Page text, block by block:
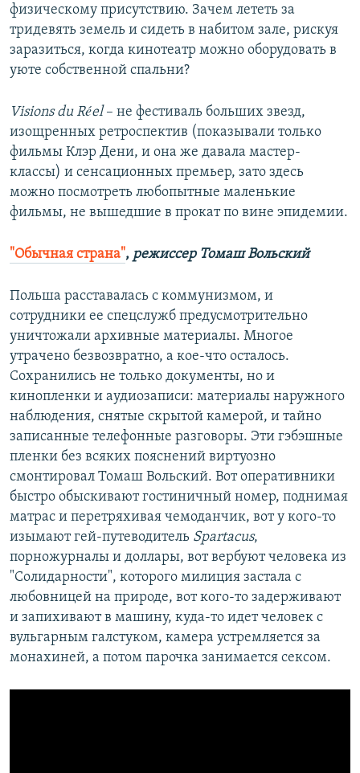
физическому присутствию. Зачем лететь за
тридевять земель и сидеть в набитом зале, рискуя
заразиться, когда кинотеатр можно оборудовать в
уюте собственной спальни?
Visions du Réel – не фестиваль больших звезд,
изощренных ретроспектив (показывали только
фильмы Клэр Дени, и она же давала мастер-
классы) и сенсационных премьер, зато здесь
можно посмотреть любопытные маленькие
фильмы, не вышедшие в прокат по вине эпидемии.
"Обычная страна", режиссер Томаш Вольский
Польша расставалась с коммунизмом, и
сотрудники ее спецслужб предусмотрительно
уничтожали архивные материалы. Многое
утрачено безвозвратно, а кое-что осталось.
Сохранились не только документы, но и
кинопленки и аудиозаписи: материалы наружного
наблюдения, снятые скрытой камерой, и тайно
записанные телефонные разговоры. Эти гэбэшные
пленки без всяких пояснений виртуозно
смонтировал Томаш Вольский. Вот оперативники
быстро обыскивают гостиничный номер, поднимая
матрас и перетряхивая чемоданчик, вот у кого-то
изымают гей-путеводитель Spartacus,
порножурналы и доллары, вот вербуют человека из
"Солидарности", которого милиция застала с
любовницей на природе, вот кого-то задерживают
и запихивают в машину, куда-то идет человек с
вульгарным галстуком, камера устремляется за
монахиней, а потом парочка занимается сексом.